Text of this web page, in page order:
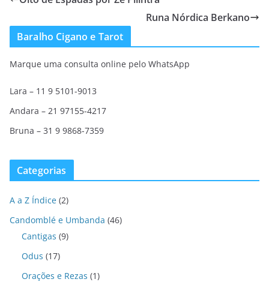
Runa Nórdica Berkano
Baralho Cigano e Tarot
Marque uma consulta online pelo WhatsApp
Lara – 11 9 5101-9013
Andara – 21 97155-4217
Bruna – 31 9 9868-7359
Categorias
A a Z Índice (2)
Candomblé e Umbanda (46)
Cantigas (9)
Odus (17)
Orações e Rezas (1)